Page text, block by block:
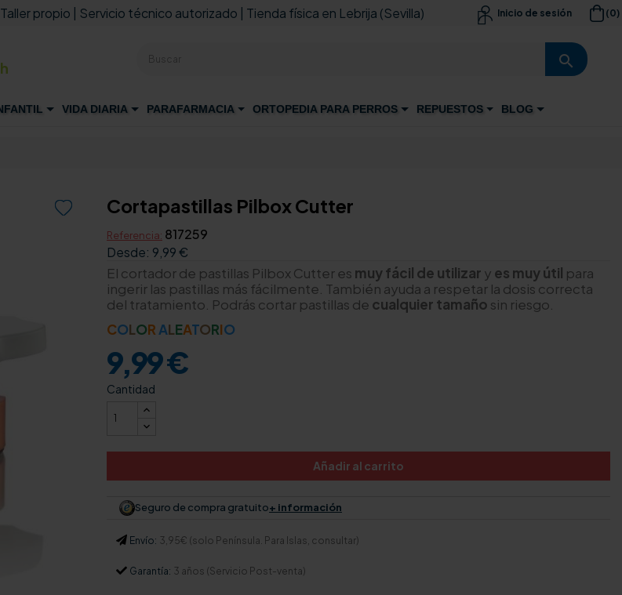
propio | Servicio técnico autorizado | Tienda física en Lebrija (Sevilla)  Inicio de sesión (0)
search
VIDA DIARIA PARAFARMACIA ORTOPEDIA PARA PERROS REPUESTOS BLOG
 Cortapastillas Pilbox Cutter
Referencia: 817259
Desde: 9,99 €
El cortador de pastillas Pilbox Cutter es muy fácil de utilizar y es muy útil para
ingerir las pastillas más fácilmente. También ayuda a respetar la dosis correcta
del tratamiento. Podrás cortar pastillas de cualquier tamaño sin riesgo.
COLOR ALEATORIO
9,99 €
Cantidad
Añadir al carrito
Seguro de compra gratuito+ información
Envío: 3,95€ (solo Península. Para Islas, consultar)
Garantía: 3 años (Servicio Post-venta)